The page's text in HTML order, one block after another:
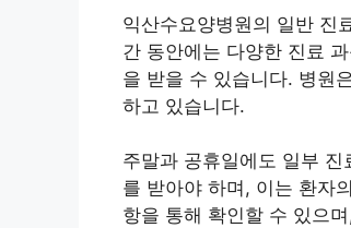
익산수요양병원의 일반 진
간 동안에는 다양한 진료
을 받을 수 있습니다. 병원
하고 있습니다.
주말과 공휴일에도 일부
를 받아야 하며, 이는 환자
항을 통해 확인할 수 있으